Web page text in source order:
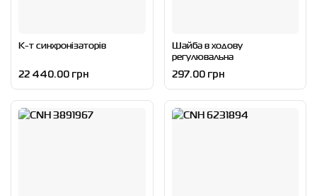
К-т синхронізаторів
22 440.00 грн
Шайба в ходову
регулювальна
297.00 грн